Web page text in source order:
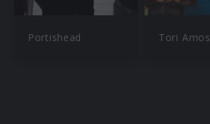
Portishead Tori Amos